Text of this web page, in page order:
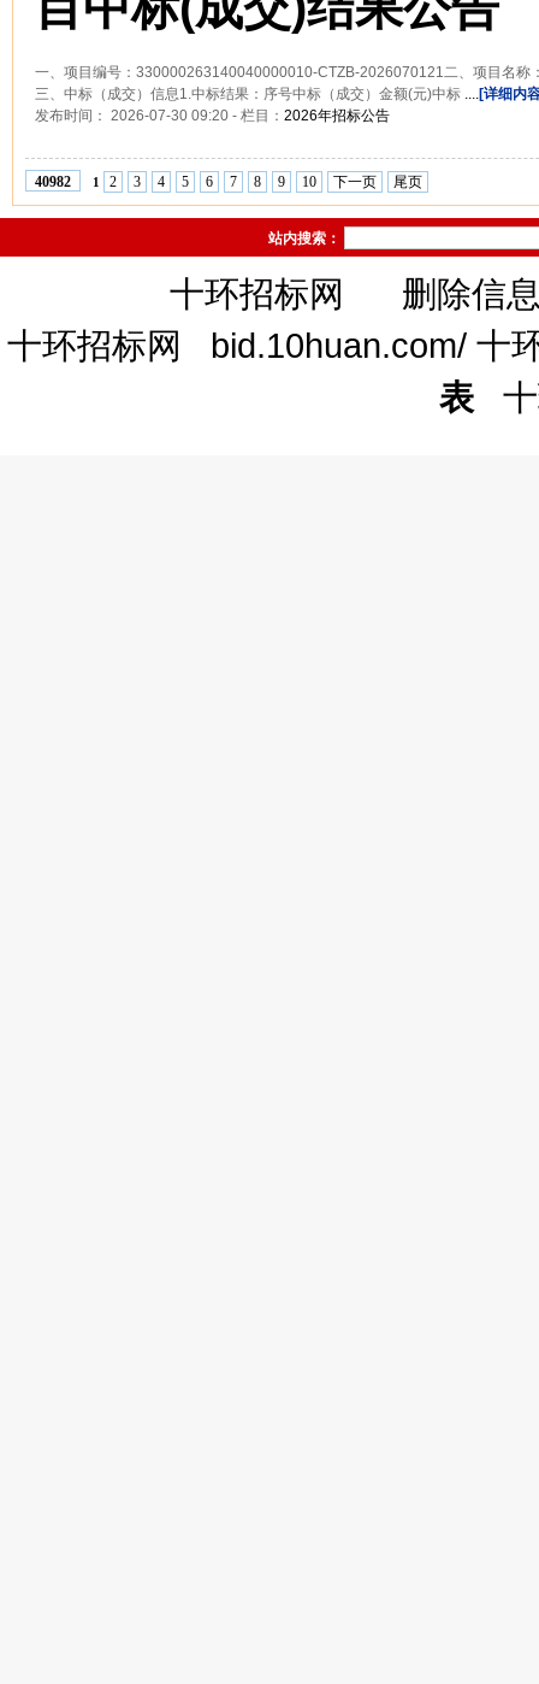
一、项目编号：330000263140040000010-CTZB-2026070121二、项目名称
三、中标（成交）信息1.中标结果：序号中标（成交）金额(元)中标 ....[详细内
发布时间： 2026-07-30 09:20 - 栏目： 2026年招标公告
40982 1 2 3 4 5 6 7 8 9 10 下一页 尾页
站内搜索：
十环招标网 删除信
十环招标网 bid.10huan.com/ 十
表